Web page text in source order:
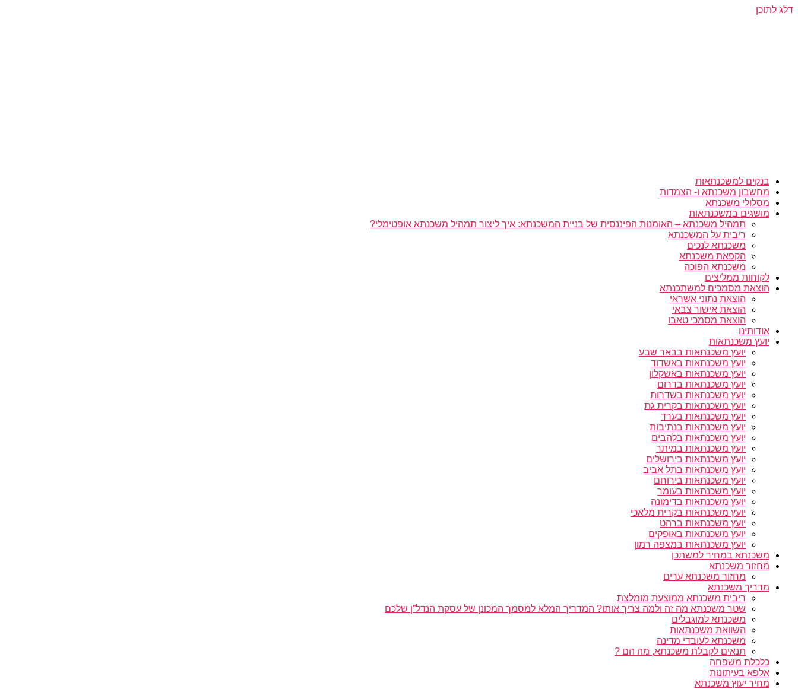
דלג לתוכן
בנקים למשכנתאות
מחשבון משכנתא ו- הצמדות
מסלולי משכנתא
מושגים במשכנתאות
תמהיל משכנתא – האומנות הפיננסית של בניית המשכנתא: איך ליצור תמהיל משכנתא אופטימלי?
ריבית על המשכנתא
משכנתא לנכים
הקפאת משכנתא
משכנתא הפוכה
לקוחות ממליצים
הוצאת מסמכים למשתכנתא
הוצאת נתוני אשראי
הוצאת אישור צבאי
הוצאת מסמכי טאבו
אודותינו
יועץ משכנתאות
יועץ משכנתאות בבאר שבע
יועץ משכנתאות באשדוד
יועץ משכנתאות באשקלון
יועץ משכנתאות בדרום
יועץ משכנתאות בשדרות
יועץ משכנתאות בקרית גת
יועץ משכנתאות בערד
יועץ משכנתאות בנתיבות
יועץ משכנתאות בלהבים
יועץ משכנתאות במיתר
יועץ משכנתאות בירושלים
יועץ משכנתאות בתל אביב
יועץ משכנתאות בירוחם
יועץ משכנתאות בעומר
יועץ משכנתאות בדימונה
יועץ משכנתאות בקרית מלאכי
יועץ משכנתאות ברהט
יועץ משכנתאות באופקים
יועץ משכנתאות במצפה רמון
משכנתא במחיר למשתכן
מחזור משכנתא
מחזור משכנתא ערים
מדריך משכנתא
ריבית משכנתא ממוצעת מומלצת
שטר משכנתא מה זה ולמה צריך אותו? המדריך המלא למסמך המכונן של עסקת הנדל”ן שלכם
משכנתא למוגבלים
השוואת משכנתאות
משכנתא לעובדי מדינה
תנאים לקבלת משכנתא, מה הם ?
כלכלת משפחה
אלפא בעיתונות
מחיר יעוץ משכנתא